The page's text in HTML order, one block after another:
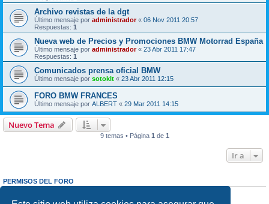
Archivo revistas de la dgt
Último mensaje por administrador« 06 Nov 2011 20:57
Respuestas: 1
Nueva web de Precios y Promociones BMW Motorrad España
Último mensaje por administrador« 23 Abr 2011 17:47
Respuestas: 1
Comunicados prensa oficial BMW
Último mensaje por sotoklt « 23 Abr 2011 12:15
FORO BMW FRANCES
Último mensaje por ALBERT « 29 Mar 2011 14:15
Nuevo Tema
9 temas • Página 1 de 1
Ir a
PERMISOS DEL FORO
No puede responder a temas en este Foro